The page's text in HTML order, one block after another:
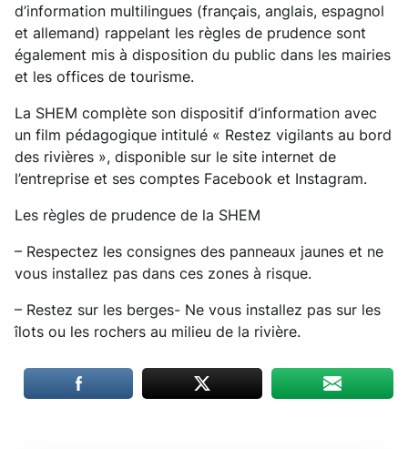
d’information multilingues (français, anglais, espagnol
et allemand) rappelant les règles de prudence sont
également mis à disposition du public dans les mairies
et les offices de tourisme.
La SHEM complète son dispositif d’information avec
un film pédagogique intitulé « Restez vigilants au bord
des rivières », disponible sur le site internet de
l’entreprise et ses comptes Facebook et Instagram.
Les règles de prudence de la SHEM
– Respectez les consignes des panneaux jaunes et ne
vous installez pas dans ces zones à risque.
– Restez sur les berges- Ne vous installez pas sur les
îlots ou les rochers au milieu de la rivière.